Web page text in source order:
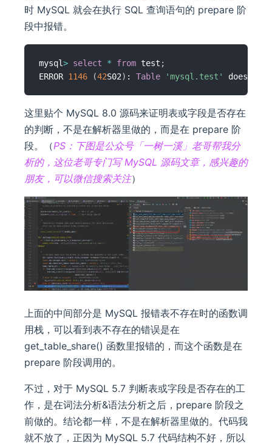
时 MySQL 就会在执行 SQL 查询语句的 prepare 阶
段中报错。
mysql> select * from test ;
ERROR 1146 (42S02) : Table 'mysql.test'
这里贴个 MySQL 8.0 源码来证明表或字段是否存在
的判断，不是在解析器里做的，而是在 prepare 阶
段。（PS：下图是公众号「一树一溪」老哥帮我分
析的，这位老哥专门写 MySQL 源码文章，感兴趣的
朋友，可以微信搜索关注）
上面的中间部分是 MySQL 报错表不存在时的函数调
用栈，可以看到表不存在的错误是在
get_table_share() 函数里报错的，而这个函数是在
prepare 阶段调用的。
不过，对于 MySQL 5.7 判断表或字段是否存在的工
作，是在词法分析&语法分析之后，prepare 阶段之
前做的。结论都一样，不是在解析器里做的。代码我
就不放了，正因为 MySQL 5.7 代码结构不好，所以